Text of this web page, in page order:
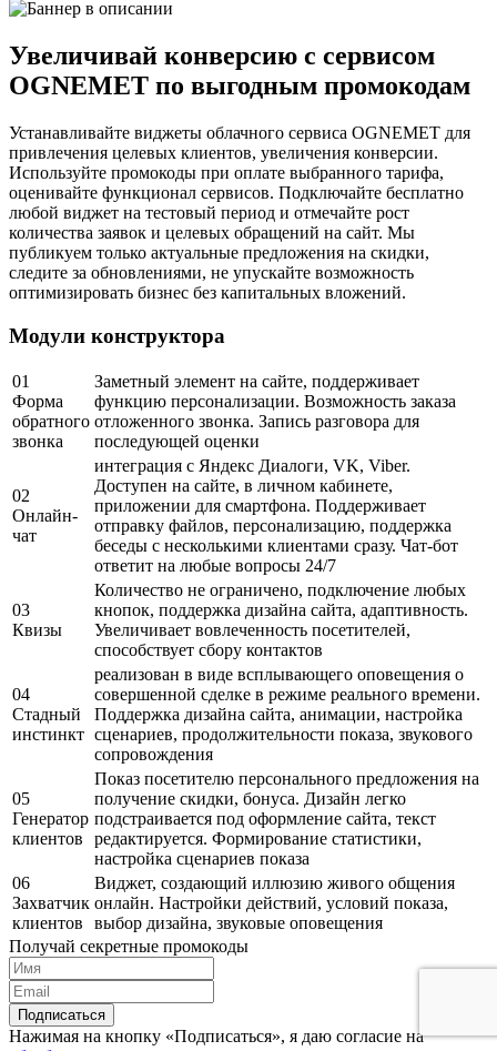
Увеличивай конверсию с сервисом
OGNEMET по выгодным промокодам
Устанавливайте виджеты облачного сервиса OGNEMET для
привлечения целевых клиентов, увеличения конверсии.
Используйте промокоды при оплате выбранного тарифа,
оценивайте функционал сервисов. Подключайте бесплатно
любой виджет на тестовый период и отмечайте рост
количества заявок и целевых обращений на сайт. Мы
публикуем только актуальные предложения на скидки,
следите за обновлениями, не упускайте возможность
оптимизировать бизнес без капитальных вложений.
Модули конструктора
01
Форма
обратного
звонка
Заметный элемент на сайте, поддерживает
функцию персонализации. Возможность заказа
отложенного звонка. Запись разговора для
последующей оценки
02
Онлайн-
чат
интеграция с Яндекс Диалоги, VK, Viber.
Доступен на сайте, в личном кабинете,
приложении для смартфона. Поддерживает
отправку файлов, персонализацию, поддержка
беседы с несколькими клиентами сразу. Чат-бот
ответит на любые вопросы 24/7
03
Квизы
Количество не ограничено, подключение любых
кнопок, поддержка дизайна сайта, адаптивность.
Увеличивает вовлеченность посетителей,
способствует сбору контактов
04
Стадный
инстинкт
реализован в виде всплывающего оповещения о
совершенной сделке в режиме реального времени.
Поддержка дизайна сайта, анимации, настройка
сценариев, продолжительности показа, звукового
сопровождения
05
Генератор
клиентов
Показ посетителю персонального предложения на
получение скидки, бонуса. Дизайн легко
подстраивается под оформление сайта, текст
редактируется. Формирование статистики,
настройка сценариев показа
06
Захватчик
клиентов
Виджет, создающий иллюзию живого общения
онлайн. Настройки действий, условий показа,
выбор дизайна, звуковые оповещения
Получай секретные промокоды
Подписаться
Нажимая на кнопку «Подписаться», я даю согласие на